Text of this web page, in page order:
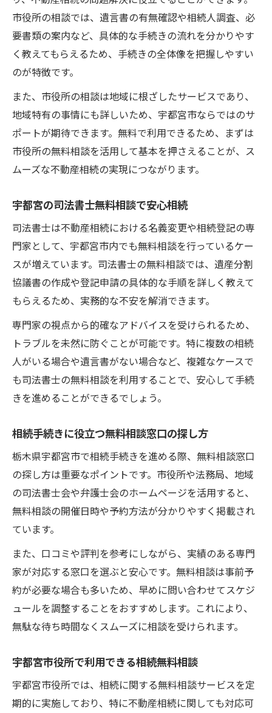
市役所の相談では、遺言書の有無確認や相続人調査、必
要書類の案内など、具体的な手続きの流れを分かりやす
く教えてもらえるため、手続きの全体像を把握しやすい
のが特徴です。
また、市役所の相談は地域に根ざしたサービスであり、
地域特有の事情にも詳しいため、宇都宮市ならではのサ
ポートが期待できます。無料で利用できるため、まずは
市役所の無料相談を活用して基本を押さえることが、ス
ムーズな不動産相続の実現につながります。
宇都宮の司法書士無料相談で安心相続
司法書士は不動産相続における名義変更や相続登記の専
門家として、宇都宮市内でも無料相談を行っているケー
スが増えています。司法書士の無料相談では、遺産分割
協議書の作成や登記申請の具体的な手順を詳しく教えて
もらえるため、実務的な不安を解消できます。
専門家の視点から的確なアドバイスを受けられるため、
トラブルを未然に防ぐことが可能です。特に複数の相続
人がいる場合や遺言書がない場合など、複雑なケースで
も司法書士の無料相談を利用することで、安心して手続
きを進めることができるでしょう。
相続手続きに役立つ無料相談窓口の探し方
栃木県宇都宮市で相続手続きを進める際、無料相談窓口
の探し方は重要なポイントです。市役所や法務局、地域
の司法書士会や弁護士会のホームページを活用すると、
無料相談の開催日時や予約方法が分かりやすく掲載され
ています。
また、口コミや評判を参考にしながら、実績のある専門
家が対応する窓口を選ぶと安心です。無料相談は事前予
約が必要な場合も多いため、早めに問い合わせてスケジ
ュールを調整することをおすすめします。これにより、
無駄な待ち時間なくスムーズに相談を受けられます。
宇都宮市役所で利用できる相続無料相談
宇都宮市役所では、相続に関する無料相談サービスを定
期的に実施しており、特に不動産相続に関しても対応可